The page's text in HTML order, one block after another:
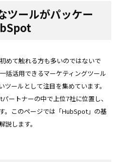
ツールがパッケー
めて触れる方も多いのではないで
括活用できるマーケティングツール
ールとして注目を集めています。
ートナーの中で上位7社に位置し、
。このページでは 「HubSpot」の基
します。